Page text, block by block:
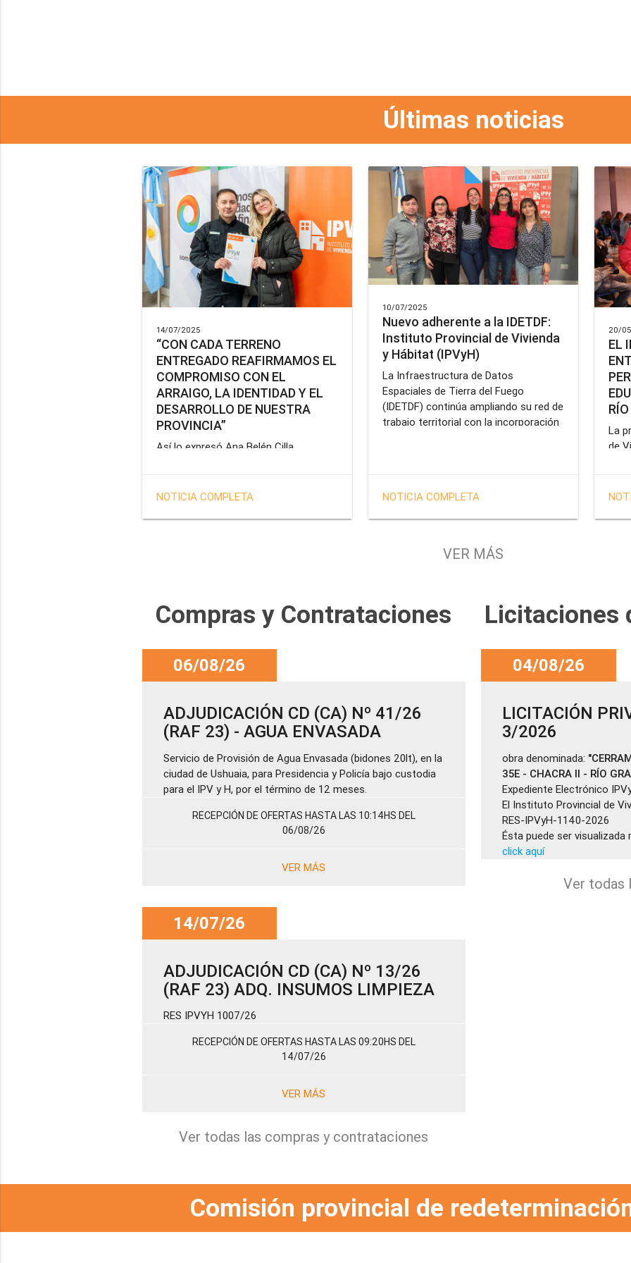
Últimas noticias
14/07/2025
“CON CADA TERRENO
ENTREGADO REAFIRMAMOS EL
COMPROMISO CON EL
ARRAIGO, LA IDENTIDAD Y EL
DESARROLLO DE NUESTRA
PROVINCIA”
Así lo expresó Ana Belén Cilla,
balance del trabajo del organismo en el
adjudicación de lotes a personal
NOTICIA COMPLETA
10/07/2025
Nuevo adherente a la IDETDF:
Instituto Provincial de Vivienda
y Hábitat (IPVyH)
La Infraestructura de Datos
Espaciales de Tierra del Fuego
(IDETDF) continúa ampliando su red de
trabajo territorial con la incorporación
NOTICIA COMPLETA
20/
EL
La
de
VER MÁS
Compras y Contrataciones
06/08/26
ADJUDICACIÓN CD (CA) Nº 41/26
(RAF 23) - AGUA ENVASADA
Servicio de Provisión de Agua Envasada (bidones 20lt), en la
ciudad de Ushuaia, para Presidencia y Policía bajo custodia
para el IPV y H, por el término de 12 meses.
RECEPCIÓN DE OFERTAS HASTA LAS 10:14HS DEL
06/08/26
VER MÁS
14/07/26
ADJUDICACIÓN CD (CA) Nº 13/26
(RAF 23) ADQ. INSUMOS LIMPIEZA
RES IPVYH 1007/26
RECEPCIÓN DE OFERTAS HASTA LAS 09:20HS DEL
14/07/26
VER MÁS
Ver todas las compras y contrataciones
Licitaciones
04/08/26
LICITACIÓN
3/2026
obra denominada:
35E - CHACRA II - RÍO
Expediente Electrónico
El Instituto Provincial de
RES-IPVyH-1140-2026
Ésta puede ser visualizada
click aquí
Ver todas
Comisión provincial de